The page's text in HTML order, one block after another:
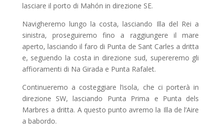
lasciare il porto di Mahón in direzione SE.
Navigheremo lungo la costa, lasciando Illa del Rei a
sinistra, proseguiremo fino a raggiungere il mare
aperto, lasciando il faro di Punta de Sant Carles a dritta
e, seguendo la costa in direzione sud, supereremo gli
affioramenti di Na Girada e Punta Rafalet.
Continueremo a costeggiare l’isola, che ci porterà in
direzione SW, lasciando Punta Prima e Punta dels
Marbres a dritta. A questo punto avremo la Illa de l’Aire
a babordo.